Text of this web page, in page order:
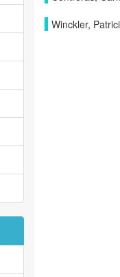
Winckler,